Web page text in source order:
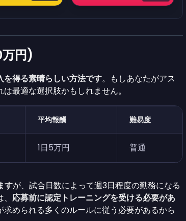
円)
得る素晴らしい方法です。もしあなたがアス
最適な選択肢かもしれません。
平均報酬 難易度
1日5万円 普通
すが、試合日数によって週3日程度の勤務になる
応募前に認定トレーニングを受ける必要があ
められる多くのルールに従う必要があるから